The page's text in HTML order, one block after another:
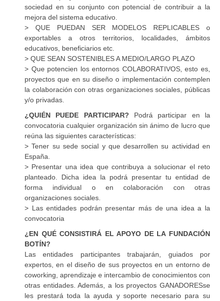
sociedad en su conjunto con potencial de contribuir a la
mejora del sistema educativo.
> QUE PUEDAN SER MODELOS REPLICABLES o
exportables a otros territorios, localidades, ámbitos
educativos, beneficiarios etc.
> QUE SEAN SOSTENIBLESA MEDIO/LARGO PLAZO
> Que potencien los entornos COLABORATIVOS, esto es,
proyectos que en su diseño o implementación contemplen
la colaboración con otras organizaciones sociales, públicas
y/o privadas.
¿QUIÉN PUEDE PARTICIPAR? Podrá participar en la
convocatoria cualquier organización sin ánimo de lucro que
reúna las siguientes características:
> Tener su sede social y que desarrollen su actividad en
España.
> Presentar una idea que contribuya a solucionar el reto
planteado. Dicha idea la podrá presentar tu entidad de
forma individual o en colaboración con otras
organizaciones sociales.
> Las entidades podrán presentar más de una idea a la
convocatoria
¿EN QUÉ CONSISTIRÁ ELAPOYO DE LA FUNDACIÓN
BOTÍN?
Las entidades participantes trabajarán, guiados por
expertos, en el diseño de sus proyectos en un entorno de
coworking, aprendizaje e intercambio de conocimientos con
otras entidades. Además, a los proyectos GANADORESse
les prestará toda la ayuda y soporte necesario para su